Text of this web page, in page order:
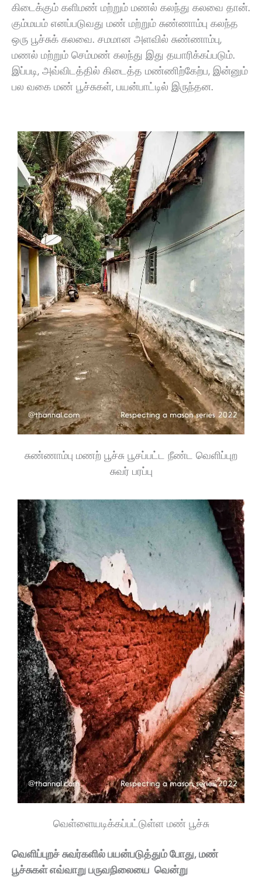
கிடைக்கும் களிமண் மற்றும் மணல் கலந்து கலவை தான்.
கும்மயம் எனப்படுவது மண் மற்றும் சுண்ணாம்பு கலந்த
ஒரு பூச்சுக் கலவை. சமமான அளவில் சுண்ணாம்பு,
மணல் மற்றும் செம்மண் கலந்து இது தயாரிக்கப்படும்.
இப்படி, அவ்விடத்தில் கிடைத்த மண்ணிற்கேற்ப, இன்னும்
பல வகை மண் பூச்சுகள், பயன்பாட்டில் இருந்தன.
சுண்ணாம்பு மணற் பூச்சு பூசப்பட்ட நீண்ட வெளிப்புற
சுவர் பரப்பு
வெள்ளையடிக்கப்பட்டுள்ள மண் பூச்சு
வெளிப்புறச் சுவர்களில் பயன்படுத்தும் போது, மண்
பூச்சுகள் எவ்வாறு பருவநிலையை வென்று